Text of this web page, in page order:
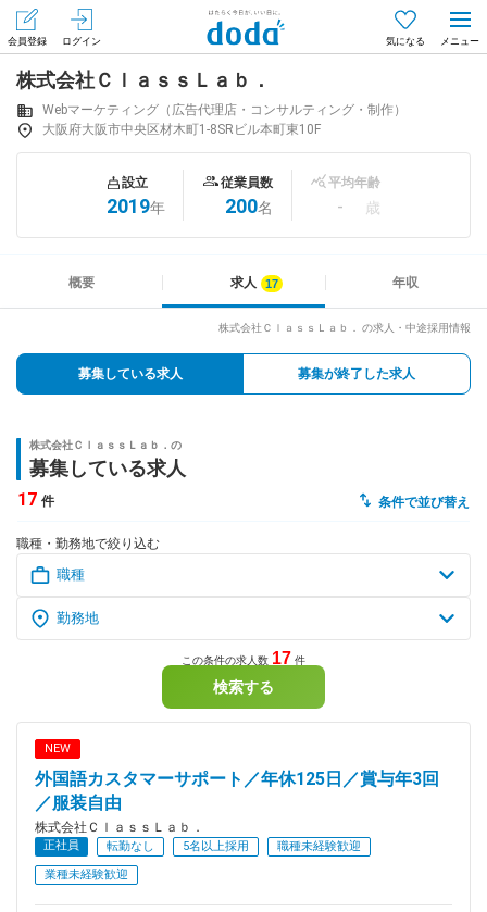
会員登録 ログイン 気になる
会員登録（無料） ログイン
はじめてdodaをご利用される方へ
求人を紹介してもらう
知りたい・聞きたい
専門サイト
対応時間：10:00～22:00(日曜・年末年始を除く)
自動案内は24時間365日対応
転職の「モヤモヤ」、一人で悩まず
気軽に相談してみませんか？
dodaの使い方は？
ヘルプ
株式会社ＣｌａｓｓＬａｂ．
Webマーケティング（広告代理店・コンサルティング・制作）
大阪府大阪市中央区材木町1-8SRビル本町東10F
設立
2019年
従業員数
200名
平均年齢
- 歳
概要 求人 年収
株式会社ＣｌａｓｓＬａｂ． の求人・中途採用情報
募集している求人 募集が終了した求人
株式会社ＣｌａｓｓＬａｂ．の
募集している求人
17 件 条件で並び替え
職種・勤務地で絞り込む
この条件の求人数 17 件
検索する
NEW
外国語カスタマーサポート／年休125日／賞与年3回
／服装自由
株式会社ＣｌａｓｓＬａｂ．
正社員 転勤なし 5名以上採用
職種未経験歓迎
業種未経験歓迎